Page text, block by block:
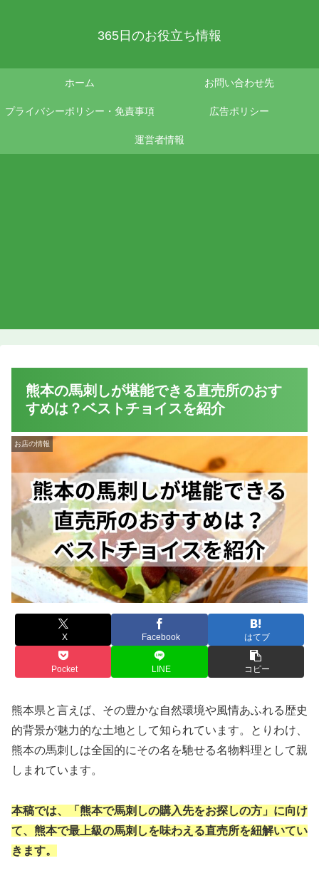
365日のお役立ち情報
ホーム お問い合わせ先
プライバシーポリシー・免責事項 広告ポリシー
運営者情報
熊本の馬刺しが堪能できる直売所のおす
すめは？ベストチョイスを紹介
お店の情報
X Facebook はてブ
Pocket LINE コピー
熊本県と言えば、その豊かな自然環境や風情あふれる歴史
的背景が魅力的な土地として知られています。とりわけ、
熊本の馬刺しは全国的にその名を馳せる名物料理として親
しまれています。
本稿では、「熊本で馬刺しの購入先をお探しの方」に向け
て、熊本で最上級の馬刺しを味わえる直売所を紐解いてい
きます。